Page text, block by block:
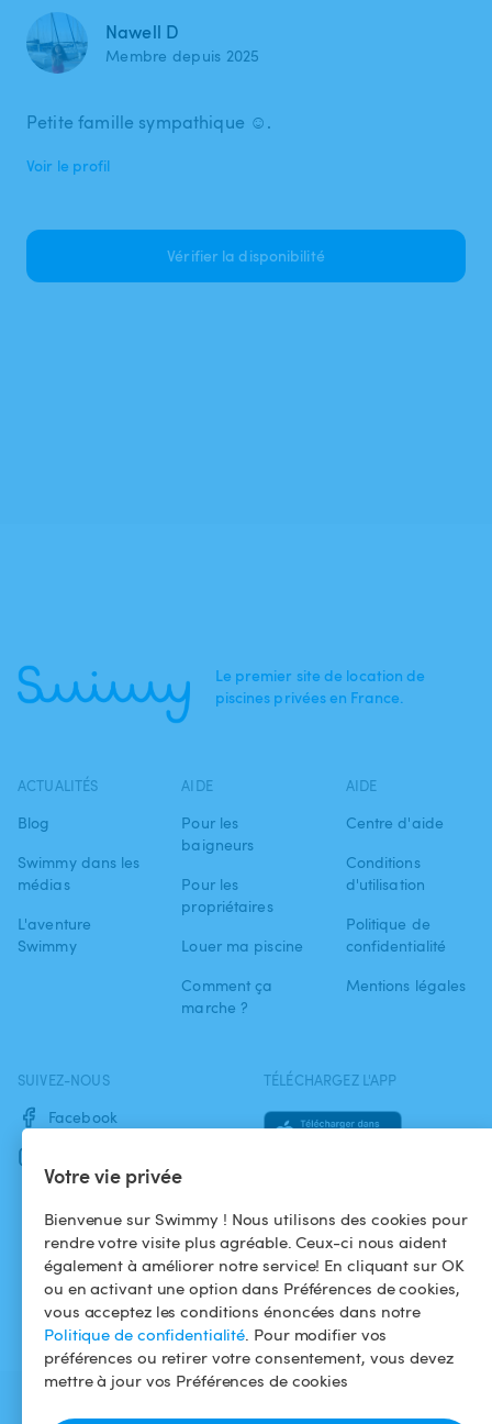
Votre vie privée
Bienvenue sur Swimmy ! Nous utilisons des cookies pour
rendre votre visite plus agréable. Ceux-ci nous aident
également à améliorer notre service! En cliquant sur OK
ou en activant une option dans Préférences de cookies,
vous acceptez les conditions énoncées dans notre
Politique de confidentialité. Pour modifier vos
préférences ou retirer votre consentement, vous devez
mettre à jour vos Préférences de cookies
Nawell D
Membre depuis 2025
Petite famille sympathique ☺️.
Voir le profil
Vérifier la disponibilité
Le premier site de location de
piscines privées en France.
ACTUALITÉS
Blog
Swimmy dans les
médias
L'aventure
Swimmy
AIDE
Pour les
baigneurs
Pour les
propriétaires
Louer ma piscine
Comment ça
marche ?
AIDE
Centre d'aide
Conditions
d'utilisation
Politique de
confidentialité
Mentions légales
SUIVEZ-NOUS
Facebook
TÉLÉCHARGEZ L'APP